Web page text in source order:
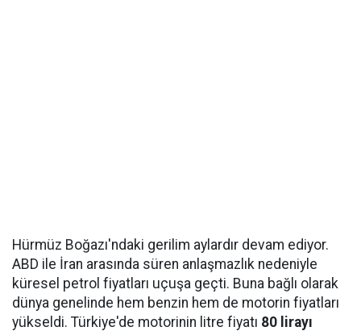
Hürmüz Boğazı'ndaki gerilim aylardır devam ediyor.
ABD ile İran arasında süren anlaşmazlık nedeniyle
küresel petrol fiyatları uçuşa geçti. Buna bağlı olarak
dünya genelinde hem benzin hem de motorin fiyatları
yükseldi. Türkiye'de motorinin litre fiyatı 80 lirayı